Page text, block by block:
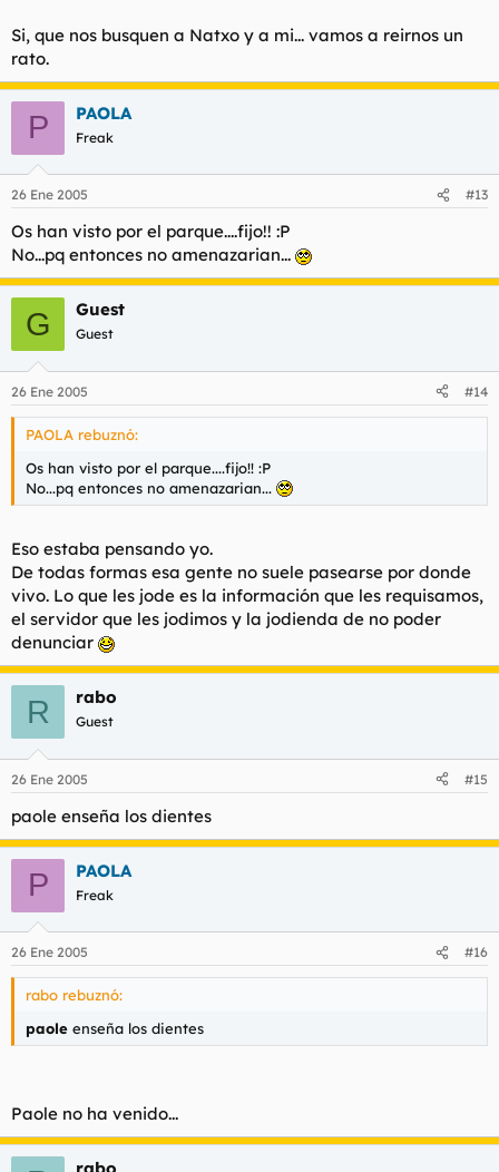
Si, que nos busquen a Natxo y a mi... vamos a reirnos un
rato.
P PAOLA
Freak
26 Ene 2005 #13
Os han visto por el parque....fijo!! :P
No...pq entonces no amenazarian...
G Guest
Guest
26 Ene 2005 #14
PAOLA rebuznó:
Os han visto por el parque....fijo!! :P
No...pq entonces no amenazarian...
Eso estaba pensando yo.
De todas formas esa gente no suele pasearse por donde
vivo. Lo que les jode es la información que les requisamos,
el servidor que les jodimos y la jodienda de no poder
denunciar
R rabo
Guest
26 Ene 2005 #15
paole enseña los dientes
P PAOLA
Freak
26 Ene 2005 #16
rabo rebuznó:
paole enseña los dientes
Paole no ha venido...
rabo